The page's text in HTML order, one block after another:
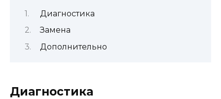
Диагностика
Замена
Дополнительно
Диагностика